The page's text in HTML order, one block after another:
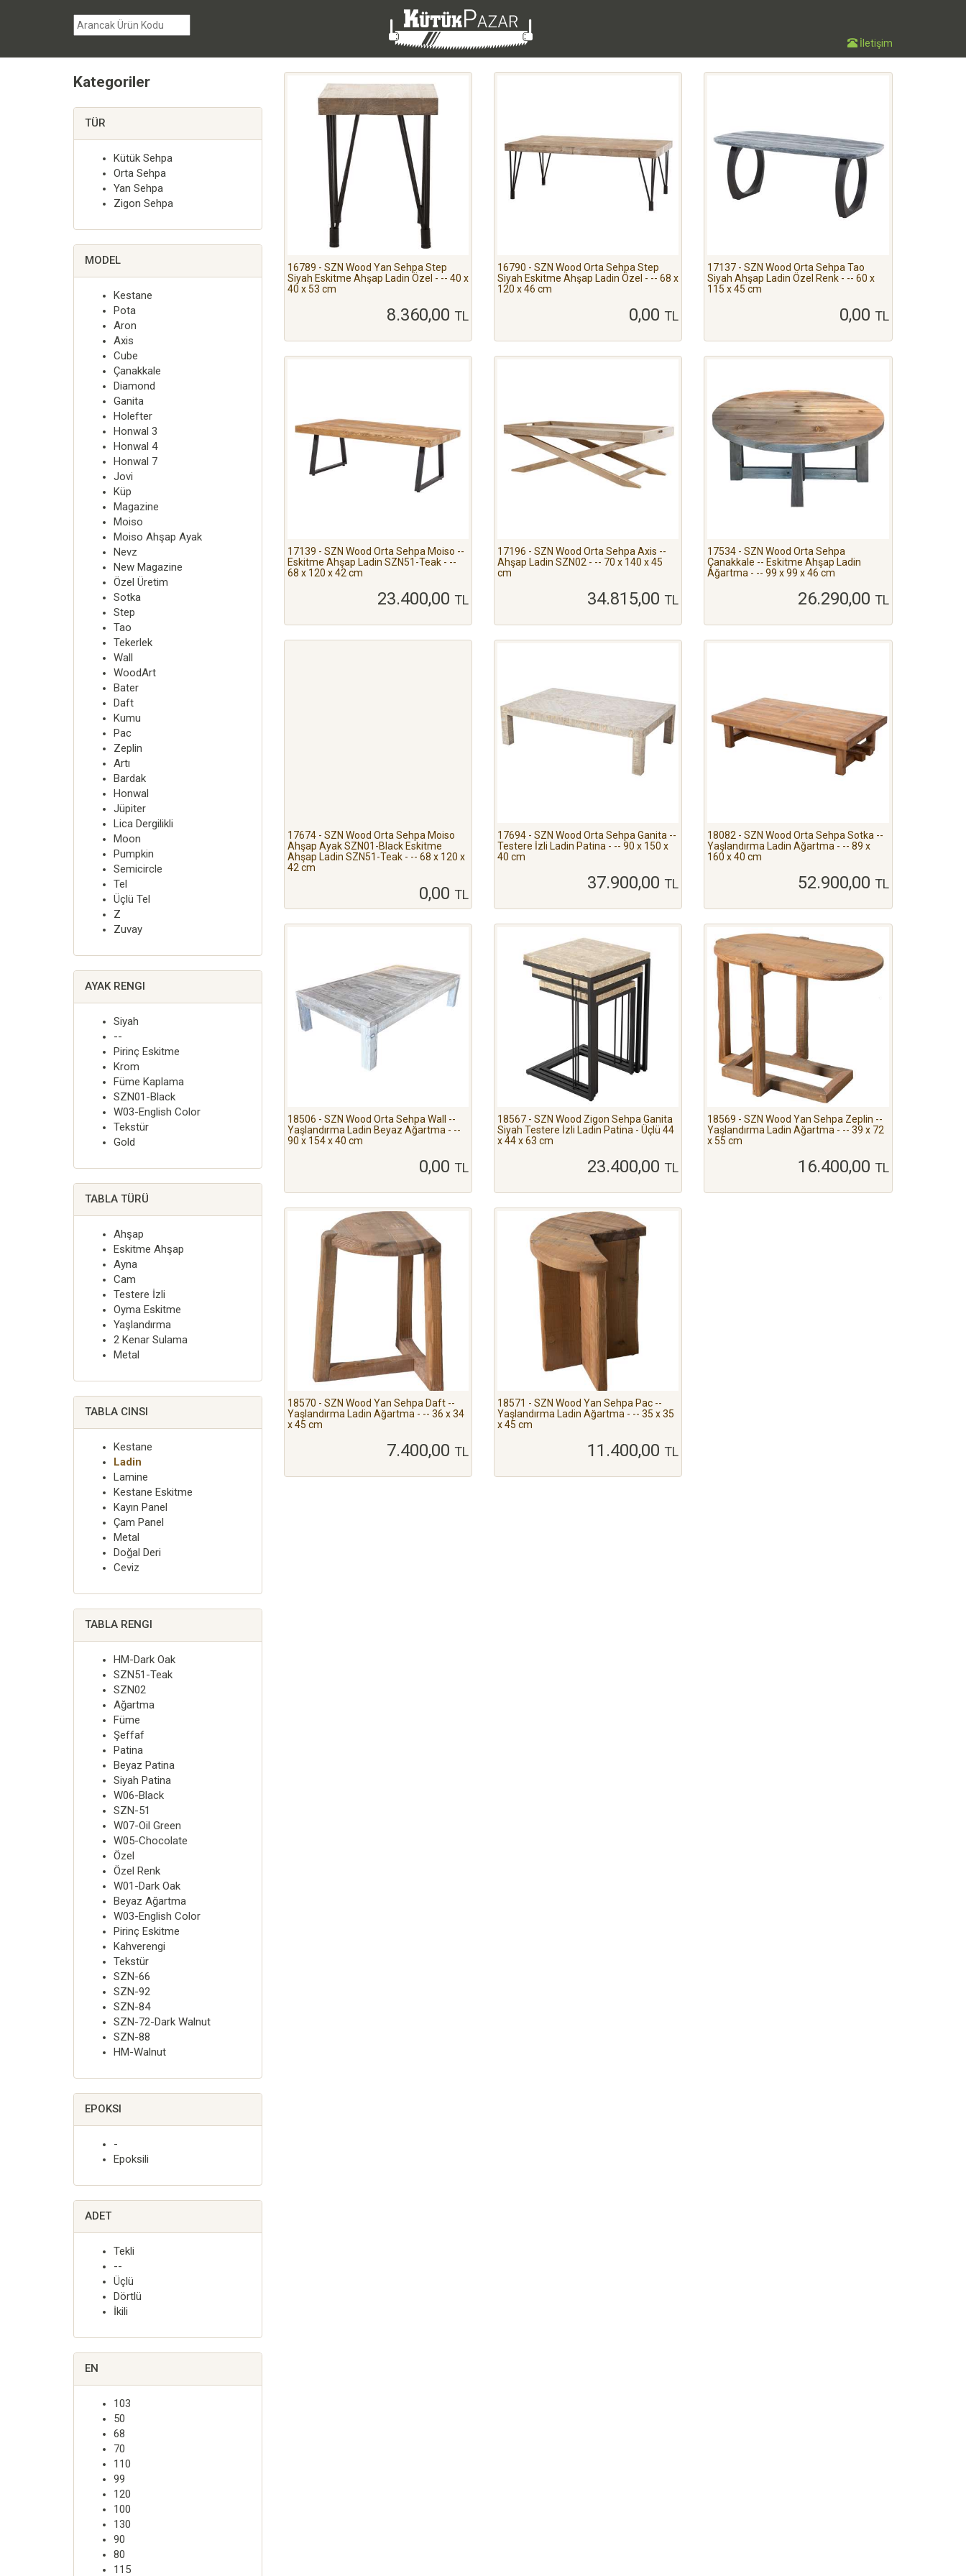
İletişim
Kategoriler
TÜR
Kütük Sehpa
Orta Sehpa
Yan Sehpa
Zigon Sehpa
MODEL
Kestane
Pota
Aron
Axis
Cube
Çanakkale
Diamond
Ganita
Holefter
Honwal 3
Honwal 4
Honwal 7
Jovi
Küp
Magazine
Moiso
Moiso Ahşap Ayak
Nevz
New Magazine
Özel Üretim
Sotka
Step
Tao
Tekerlek
Wall
WoodArt
Bater
Daft
Kumu
Pac
Zeplin
Artı
Bardak
Honwal
Jüpiter
Lica Dergilikli
Moon
Pumpkin
Semicircle
Tel
Üçlü Tel
Z
Zuvay
AYAK RENGI
Siyah
--
Pirinç Eskitme
Krom
Füme Kaplama
SZN01-Black
W03-English Color
Tekstür
Gold
TABLA TÜRÜ
Ahşap
Eskitme Ahşap
Ayna
Cam
Testere İzli
Oyma Eskitme
Yaşlandırma
2 Kenar Sulama
Metal
TABLA CINSI
Kestane
Ladin
Lamine
Kestane Eskitme
Kayın Panel
Çam Panel
Metal
Doğal Deri
Ceviz
TABLA RENGI
HM-Dark Oak
SZN51-Teak
SZN02
Ağartma
Füme
Şeffaf
Patina
Beyaz Patina
Siyah Patina
W06-Black
SZN-51
W07-Oil Green
W05-Chocolate
Özel
Özel Renk
W01-Dark Oak
Beyaz Ağartma
W03-English Color
Pirinç Eskitme
Kahverengi
Tekstür
SZN-66
SZN-92
SZN-84
SZN-72-Dark Walnut
SZN-88
HM-Walnut
EPOKSI
-
Epoksili
ADET
Tekli
--
Üçlü
Dörtlü
İkili
EN
103
50
68
70
110
99
120
100
130
90
80
115
16789 - SZN Wood Yan Sehpa Step
Siyah Eskitme Ahşap Ladin Özel - -- 40 x
40 x 53 cm
8.360,00 TL
16790 - SZN Wood Orta Sehpa Step
Siyah Eskitme Ahşap Ladin Özel - -- 68 x
120 x 46 cm
0,00 TL
17137 - SZN Wood Orta Sehpa Tao
Siyah Ahşap Ladin Özel Renk - -- 60 x
115 x 45 cm
0,00 TL
17139 - SZN Wood Orta Sehpa Moiso --
Eskitme Ahşap Ladin SZN51-Teak - --
68 x 120 x 42 cm
23.400,00 TL
17196 - SZN Wood Orta Sehpa Axis --
Ahşap Ladin SZN02 - -- 70 x 140 x 45
cm
34.815,00 TL
17534 - SZN Wood Orta Sehpa
Çanakkale -- Eskitme Ahşap Ladin
Ağartma - -- 99 x 99 x 46 cm
26.290,00 TL
17674 - SZN Wood Orta Sehpa Moiso
Ahşap Ayak SZN01-Black Eskitme
Ahşap Ladin SZN51-Teak - -- 68 x 120 x
42 cm
0,00 TL
17694 - SZN Wood Orta Sehpa Ganita --
Testere İzli Ladin Patina - -- 90 x 150 x
40 cm
37.900,00 TL
18082 - SZN Wood Orta Sehpa Sotka --
Yaşlandırma Ladin Ağartma - -- 89 x
160 x 40 cm
52.900,00 TL
18506 - SZN Wood Orta Sehpa Wall --
Yaşlandırma Ladin Beyaz Ağartma - --
90 x 154 x 40 cm
0,00 TL
18567 - SZN Wood Zigon Sehpa Ganita
Siyah Testere İzli Ladin Patina - Üçlü 44
x 44 x 63 cm
23.400,00 TL
18569 - SZN Wood Yan Sehpa Zeplin --
Yaşlandırma Ladin Ağartma - -- 39 x 72
x 55 cm
16.400,00 TL
18570 - SZN Wood Yan Sehpa Daft --
Yaşlandırma Ladin Ağartma - -- 36 x 34
x 45 cm
7.400,00 TL
18571 - SZN Wood Yan Sehpa Pac --
Yaşlandırma Ladin Ağartma - -- 35 x 35
x 45 cm
11.400,00 TL